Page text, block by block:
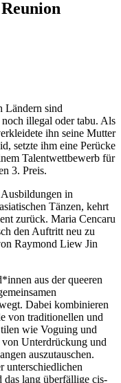
Ländern sind
illegal oder tabu. Als
ihn seine Mutter
setzte ihm eine Perücke
Talentwettbewerb für
3. Preis.
in
Tänzen, kehrt
zurück. Maria Cencaru
den Auftritt neu zu
Raymond Liew Jin
aus der queeren
Dabei kombinieren
von traditionellen und
wie Voguing und
Unterdrückung und
auszutauschen.
unterschiedlichen
lang überfällige cis-